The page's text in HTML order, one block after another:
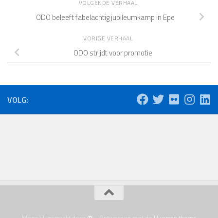
VOLGENDE VERHAAL
ODO beleeft fabelachtig jubileumkamp in Epe
VORIGE VERHAAL
ODO strijdt voor promotie
VOLG: